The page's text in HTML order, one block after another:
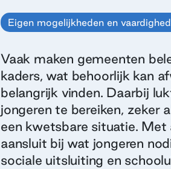
Eigen mogelijkheden en
Vaak maken gemeenten
kaders, wat behoorlijk kan
belangrijk vinden. Daarbij
jongeren te bereiken, zeker
een kwetsbare situatie. Met
aansluit bij wat jongeren
sociale uitsluiting en